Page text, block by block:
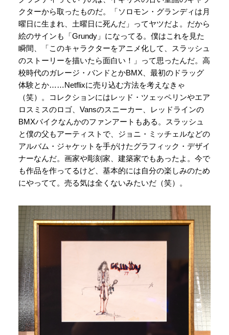
クターから取ったものだ。「ソロモン・グランディは月
曜日に生まれ、土曜日に死んだ」ってヤツだよ。だから
絵のサインも「Grundy」になってる。僕はこれを見た
瞬間、「このキャラクターをアニメ化して、スラッシュ
のストーリーを描いたら面白い！」って思ったんだ。高
校時代のガレージ・バンドとかBMX、最初のドラッグ
体験とか……Netflixに売り込む方法を考えなきゃ
（笑）。コレクションにはレッド・ツェッペリンやエア
ロスミスのロゴ、Vansのスニーカー、レッドラインの
BMXバイクなんかのファンアートもある。スラッシュ
と僕の父もアーティストで、ジョニ・ミッチェルなどの
アルバム・ジャケットを手がけたグラフィック・デザイ
ナーなんだ。画家や彫刻家、建築家でもあったよ。今で
も作品を作ってるけど、基本的には自分の楽しみのため
にやってて。売る気は全くないみたいだ（笑）。